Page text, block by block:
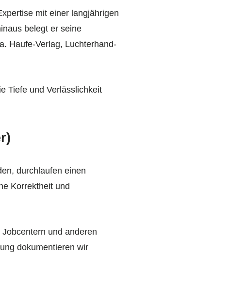
mit einer langjährigen
belegt er seine
Haufe-Verlag, Luchterhand-
Tiefe und Verlässlichkeit
durchlaufen einen
Korrektheit und
und anderen
dokumentieren wir